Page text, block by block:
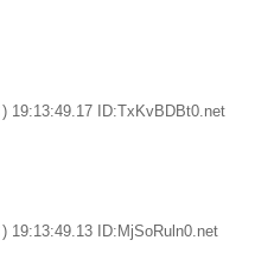
) 19:13:49.17 ID:TxKvBDBt0.net
) 19:13:49.13 ID:MjSoRuln0.net